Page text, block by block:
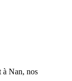
à Nan, nos